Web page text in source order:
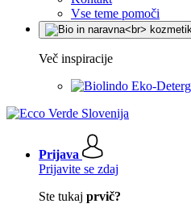
Vse teme pomoči
Več inspiracije
Eko-
Prijava
Prijavite se zdaj
Ste tukaj prvič?